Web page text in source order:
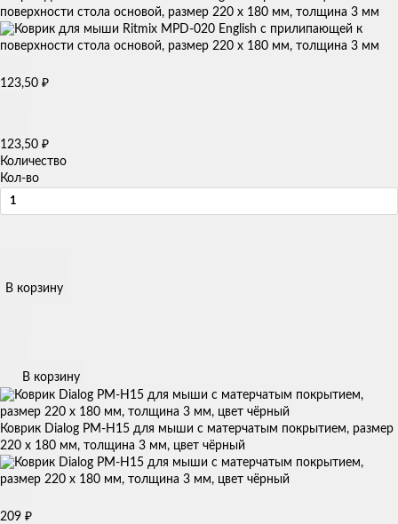
поверхности стола основой, размер 220 х 180 мм, толщина 3 мм
123,50 ₽
123,50 ₽
Количество
Кол-во
В корзину
В корзину
Коврик Dialog PM-H15 для мыши с матерчатым покрытием, размер
220 х 180 мм, толщина 3 мм, цвет чёрный
209 ₽